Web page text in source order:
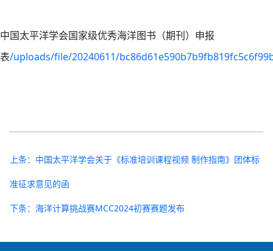
中国太平洋学会国家级优秀海洋图书（期刊）申报
表/uploads/file/20240611/
上条：中国太平洋学会关于《标准培训课程视频 制作指南》团体标
准征求意见的函
下条：海洋计算挑战赛MCC2024初赛赛题发布